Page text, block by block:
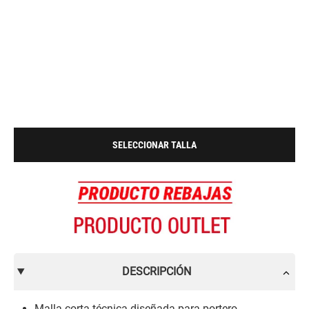
SELECCIONAR TALLA
DESCRIPCIÓN